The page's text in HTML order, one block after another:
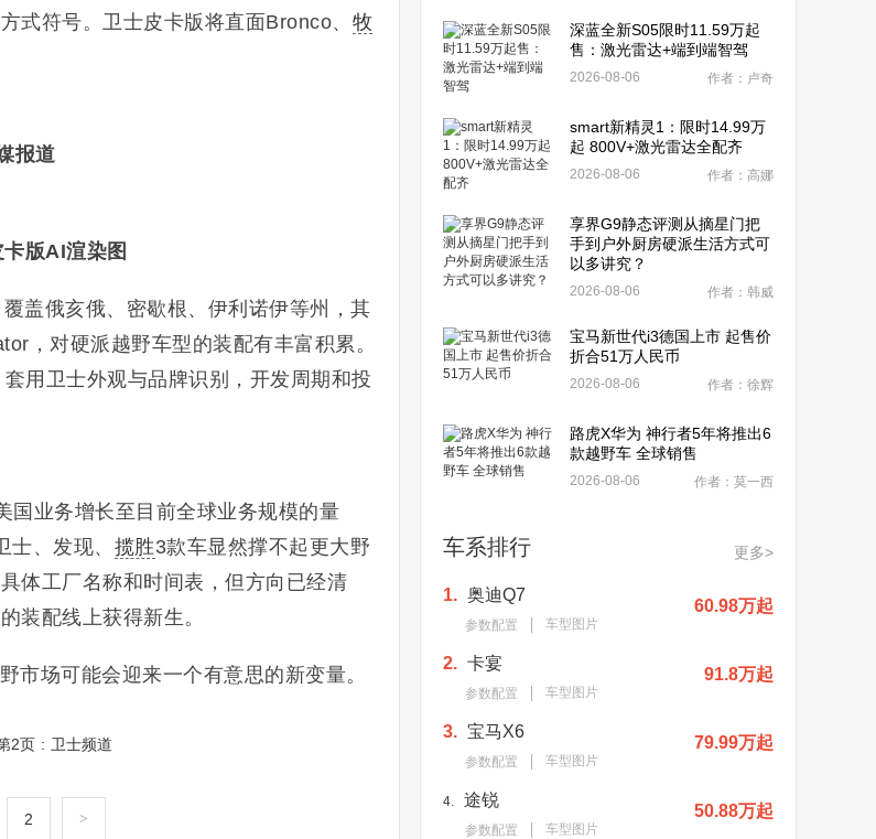
式符号。卫士皮卡版将直面Bronco、 牧
报道
版AI渲染图
盖俄亥俄、密歇根、伊利诺伊等州，其
，对硬派越野车型的装配有丰富积累。
用卫士外观与品牌识别，开发周期和投
国业务增长至目前全球业务规模的量
、发现、 揽胜3款车显然撑不起更大野
体工厂名称和时间表，但方向已经清
装配线上获得新生。
市场可能会迎来一个有意思的新变量。
2页 : 卫士频道
2 >
深蓝全新S05限时11.59万起
售：激光雷达+端到端智驾
2026-08-06 作者：卢奇
smart新精灵1：限时14.99万
起 800V+激光雷达全配齐
2026-08-06 作者：高娜
享界G9静态评测从摘星门把
手到户外厨房硬派生活方式可
以多讲究？
2026-08-06 作者：韩威
宝马新世代i3德国上市 起售价
折合51万人民币
2026-08-06 作者：徐辉
路虎X华为 神行者5年将推出6
款越野车 全球销售
2026-08-06 作者：莫一西
车系排行 更多>
1. 奥迪Q7
参数配置 车型图片
60.98万起
2. 卡宴
参数配置 车型图片
91.8万起
3. 宝马X6
参数配置 车型图片
79.99万起
4. 途锐
参数配置 车型图片
50.88万起